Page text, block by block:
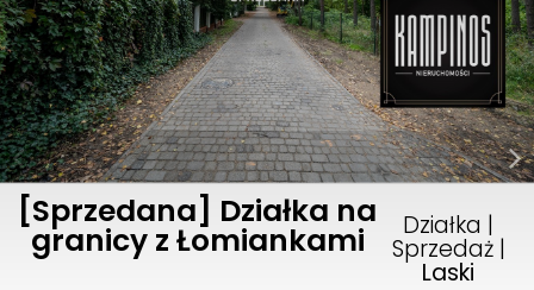
[Sprzedana] Działka na
granicy z Łomiankami Działka |
Sprzedaż |
Laski